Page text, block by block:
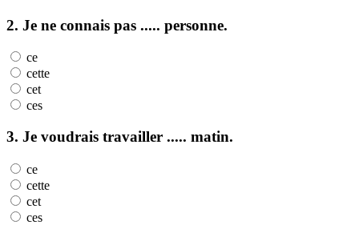
2. Je ne connais pas ..... personne.
ce
cette
cet
ces
3. Je voudrais travailler ..... matin.
ce
cette
cet
ces